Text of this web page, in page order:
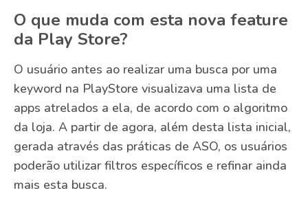
O que muda com esta nova feature
da Play Store?
O usuário antes ao realizar uma busca por uma
keyword na PlayStore visualizava uma lista de
apps atrelados a ela, de acordo com o algoritmo
da loja. A partir de agora, além desta lista inicial,
gerada através das práticas de ASO, os usuários
poderão utilizar filtros específicos e refinar ainda
mais esta busca.